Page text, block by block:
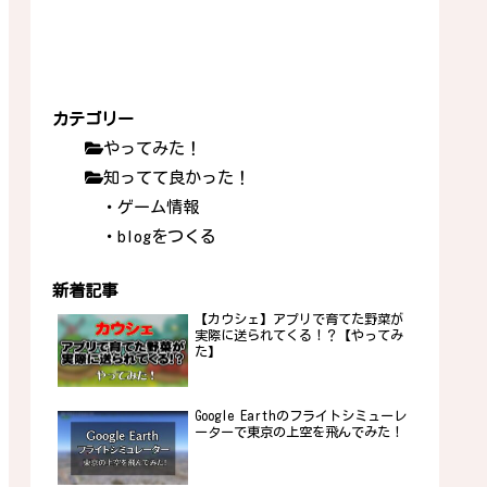
カテゴリー
やってみた！
知ってて良かった！
・ゲーム情報
・blogをつくる
新着記事
【カウシェ】アプリで育てた野菜が
実際に送られてくる！？【やってみ
た】
Google Earthのフライトシミューレ
ーターで東京の上空を飛んでみた！